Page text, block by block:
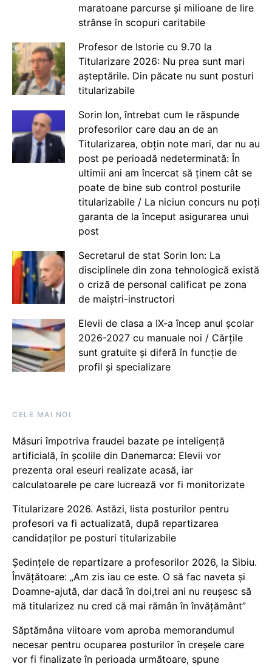
maratoane parcurse și milioane de lire
strânse în scopuri caritabile
Profesor de Istorie cu 9.70 la
Titularizare 2026: Nu prea sunt mari
așteptările. Din păcate nu sunt posturi
titularizabile
Sorin Ion, întrebat cum le răspunde
profesorilor care dau an de an
Titularizarea, obțin note mari, dar nu au
post pe perioadă nedeterminată: În
ultimii ani am încercat să ținem cât se
poate de bine sub control posturile
titularizabile / La niciun concurs nu poți
garanta de la început asigurarea unui
post
Secretarul de stat Sorin Ion: La
disciplinele din zona tehnologică există
o criză de personal calificat pe zona
de maiștri-instructori
Elevii de clasa a IX-a încep anul școlar
2026-2027 cu manuale noi / Cărțile
sunt gratuite și diferă în funcție de
profil și specializare
CELE MAI NOI
Măsuri împotriva fraudei bazate pe inteligență
artificială, în școlile din Danemarca: Elevii vor
prezenta oral eseuri realizate acasă, iar
calculatoarele pe care lucrează vor fi monitorizate
Titularizare 2026. Astăzi, lista posturilor pentru
profesori va fi actualizată, după repartizarea
candidaților pe posturi titularizabile
Ședințele de repartizare a profesorilor 2026, la Sibiu.
Învățătoare: „Am zis iau ce este. O să fac naveta și
Doamne-ajută, dar dacă în doi,trei ani nu reușesc să
mă titularizez nu cred că mai rămân în învățământ”
Săptămâna viitoare vom aproba memorandumul
necesar pentru ocuparea posturilor în creșele care
vor fi finalizate în perioada următoare, spune